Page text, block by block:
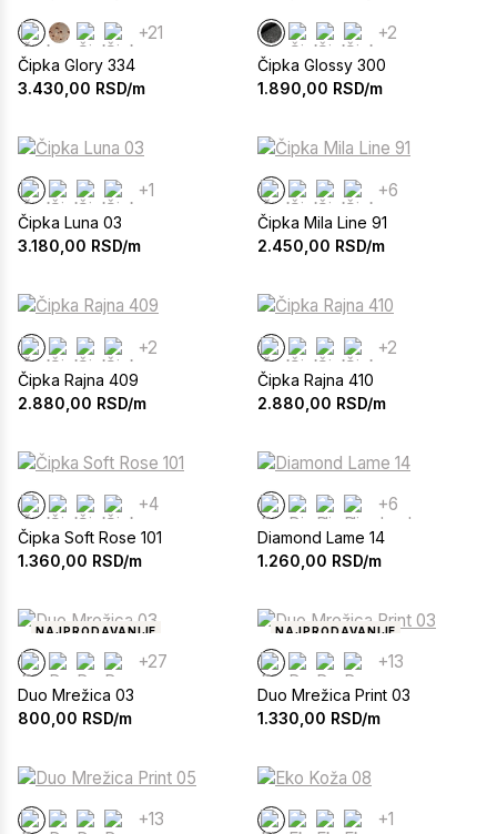
+21
Čipka Glory 334
3.430,00 RSD/m
+2
Čipka Glossy 300
1.890,00 RSD/m
+1
Čipka Luna 03
3.180,00 RSD/m
+6
Čipka Mila Line 91
2.450,00 RSD/m
+2
Čipka Rajna 409
2.880,00 RSD/m
+2
Čipka Rajna 410
2.880,00 RSD/m
+4
Čipka Soft Rose 101
1.360,00 RSD/m
+6
Diamond Lame 14
1.260,00 RSD/m
NAJPRODAVANIJE
+27
Duo Mrežica 03
800,00 RSD/m
NAJPRODAVANIJE
+13
Duo Mrežica Print 03
1.330,00 RSD/m
+13 +1